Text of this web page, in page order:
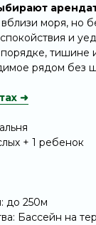
моря, но
и
тишине
рядом без
➜
+ 1 ребенок
до 250м
Бассейн на